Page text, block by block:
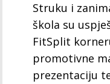
Struku i
škola su
FitSplit
promotivne
prezentaciju